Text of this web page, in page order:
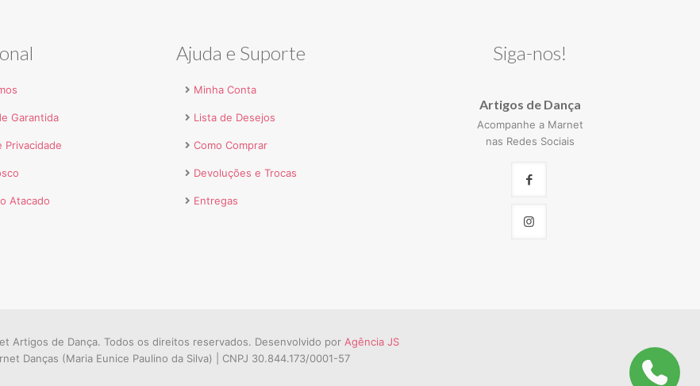
Garantida
Privacidade
Atacado
Ajuda e Suporte
Minha Conta
Lista de Desejos
Como Comprar
Devoluções e Trocas
Entregas
Siga-nos!
Artigos de Dança
Acompanhe a Marnet
nas Redes Sociais
Artigos de Dança. Todos os direitos reservados. Desenvolvido por Agência JS
Danças (Maria Eunice Paulino da Silva) | CNPJ 30.844.173/0001-57